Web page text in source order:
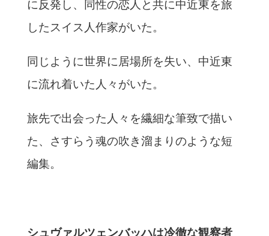
に反発し、同性の恋人と共に中近東を旅
したスイス人作家がいた。
同じように世界に居場所を失い、中近東
に流れ着いた人々がいた。
旅先で出会った人々を繊細な筆致で描い
た、さすらう魂の吹き溜まりのような短
編集。
シュヴァルツェンバッハは冷徹な観察者